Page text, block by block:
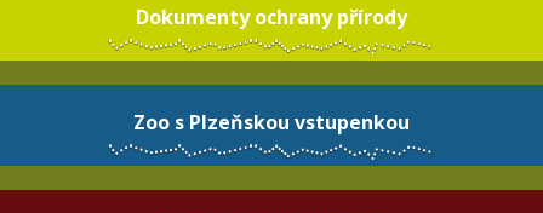
Dokumenty ochrany přírody
Zoo s Plzeňskou vstupenkou